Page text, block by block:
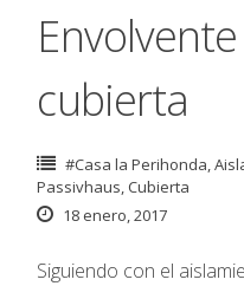
cubierta
#Casa la Perihonda,
Passivhaus, Cubierta
18 enero, 2017
Siguiendo con el